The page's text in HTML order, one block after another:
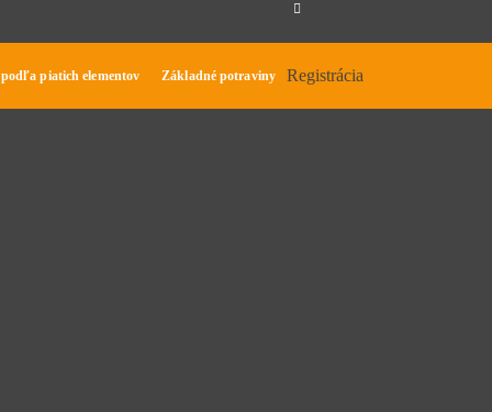
piatich elementov Základné potraviny Registrácia